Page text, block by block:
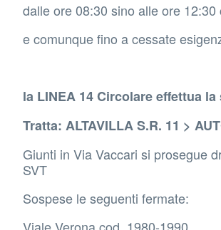
dalle ore 08:30 sino alle ore 12:30
e comunque fino a cessate
la LINEA 14 Circolare effettua
Tratta: ALTAVILLA S.R. 11 >
Giunti in Via Vaccari si prosegue
SVT
Sospese le seguenti fermate: